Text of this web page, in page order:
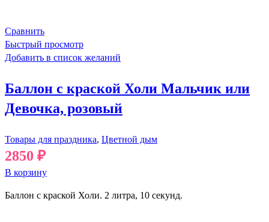
Сравнить
Быстрый просмотр
Добавить в список желаний
Баллон с краской Холи Мальчик или
Девочка, розовый
Товары для праздника, Цветной дым
2850 ₽
В корзину
Баллон с краской Холи. 2 литра, 10 секунд.